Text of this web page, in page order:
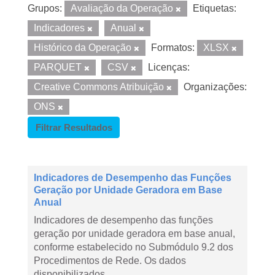
Grupos: Avaliação da Operação
Etiquetas:
Indicadores
Anual
Histórico da Operação
Formatos:
XLSX
PARQUET
CSV
Licenças:
Creative Commons Atribuição
Organizações:
ONS
Filtrar Resultados
Indicadores de Desempenho das Funções
Geração por Unidade Geradora em Base
Anual
Indicadores de desempenho das funções
geração por unidade geradora em base anual,
conforme estabelecido no Submódulo 9.2 dos
Procedimentos de Rede. Os dados